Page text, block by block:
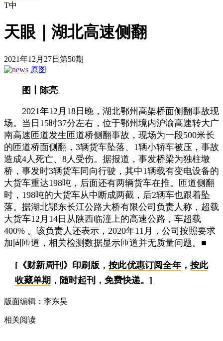
T中
天眼｜湖北高速侧翻
2021年12月27日第50期
原图
图丨陈亮
2021年12月18日晚，湖北鄂州高架桥面侧翻事故现
场。当日15时37分左右，位于鄂州境内沪渝高速转大广
南高速匝道发生匝道桥侧翻事故，现场为一段500米长
的匝道桥面侧翻，3辆货车坠落、1辆小轿车被压，事故
造成4人死亡、8人受伤。据报道，事发桥梁为独柱墩
桥，事发时3辆货车同向行驶，其中1辆载有变电设备的
大货车重达198吨，后面还有两辆货车在推。匝道侧翻
时，198吨的大货车从中断成两截，后2辆车也跟着坠
落。据湖北鄂东长江公路大桥有限公司负责人称，超载
大货车12月14日从陕西临潼上的高速公路，车超载
400% 。该负责人还表示，2020年11月，公司按照要求
加固匝道，相关检测数据显示匝道并无质量问题。■
[《财新周刊》印刷版，按此优惠订阅全年，按此
收藏单期 ，随时起刊，免费快递。]
版面编辑：李东昊
相关阅读